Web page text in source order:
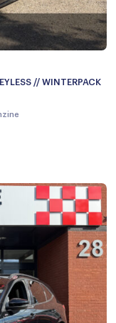
// WINTERPACK